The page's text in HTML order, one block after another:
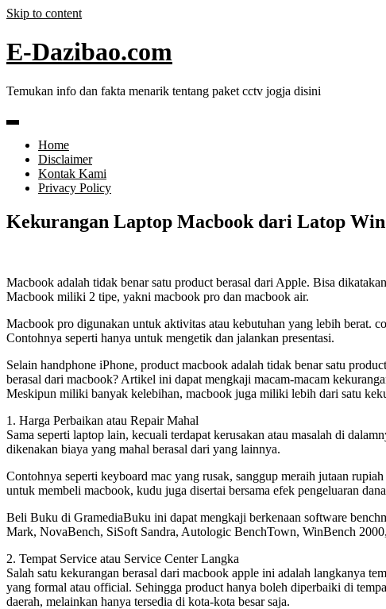
Skip to content
E-Dazibao.com
Temukan info dan fakta menarik tentang paket cctv jogja disini
Home
Disclaimer
Kontak Kami
Privacy Policy
Kekurangan Laptop Macbook dari Latop
Macbook adalah tidak benar satu product berasal dari Apple. Bisa
Macbook miliki 2 tipe, yakni macbook pro dan macbook air.
Macbook pro digunakan untuk aktivitas atau kebutuhan yang lebih berat.
Contohnya seperti hanya untuk mengetik dan jalankan presentasi.
Selain handphone iPhone, product macbook adalah tidak benar satu
berasal dari macbook? Artikel ini dapat mengkaji macam-macam
Meskipun miliki banyak kelebihan, macbook juga miliki lebih dari satu
1. Harga Perbaikan atau Repair Mahal
Sama seperti laptop lain, kecuali terdapat kerusakan atau masalah di
dikenakan biaya yang mahal berasal dari yang lainnya.
Contohnya seperti keyboard mac yang rusak, sanggup meraih jutaan
untuk membeli macbook, kudu juga disertai bersama efek pengeluaran
Beli Buku di GramediaBuku ini dapat mengkaji berkenaan software
Mark, NovaBench, SiSoft Sandra, Autologic BenchTown, WinBench
2. Tempat Service atau Service Center Langka
Salah satu kekurangan berasal dari macbook apple ini adalah langkanya
yang formal atau official. Sehingga product hanya boleh diperbaiki di
daerah, melainkan hanya tersedia di kota-kota besar saja.